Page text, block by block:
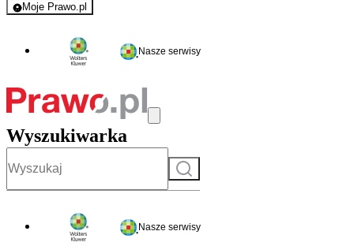
Moje Prawo.pl
- rejestracja i logowanie do serwisu
Nasze serwisy
Wyszukiwarka
Szukaj
Nasze serwisy